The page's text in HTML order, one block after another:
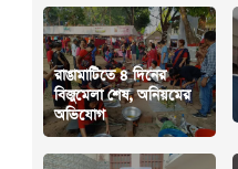
রাঙামাটিতে ৪ দিনের
বিজুমেলা শেষ, অনিয়মের
অভিযোগ